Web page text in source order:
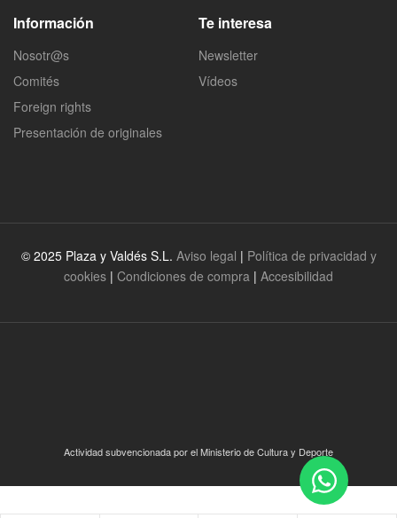
Información
Nosotr@s
Comités
Foreign rights
Presentación de originales
Te interesa
Newsletter
Vídeos
© 2025 Plaza y Valdés S.L. Aviso legal | Política de privacidad y
cookies | Condiciones de compra | Accesibilidad
Actividad subvencionada por el Ministerio de Cultura y Deporte